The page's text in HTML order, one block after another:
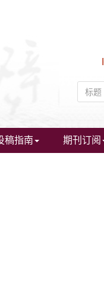
稿指南 期刊订阅